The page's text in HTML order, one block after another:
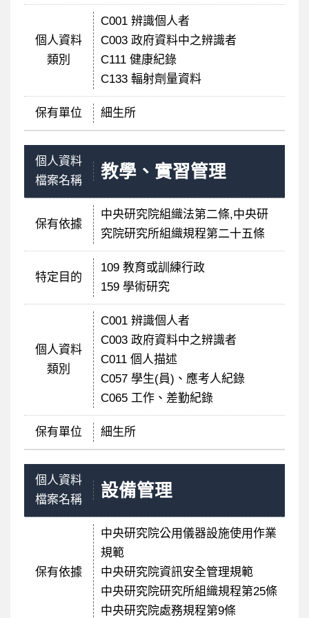
個人資料
類別
C001 辨識個人者
C003 政府資料中之辨識者
C111 健康紀錄
C133 輻射劑量資料
保有單位 細生所
個人資料
檔案名稱
教學、實習管理
保有依據
中央研究院組織法第二條,中央研
究院研究所組織規程第二十五條
特定目的
109 教育或訓練行政
159 學術研究
個人資料
類別
C001 辨識個人者
C003 政府資料中之辨識者
C011 個人描述
C057 學生(員)、應考人紀錄
C065 工作、差勤紀錄
保有單位 細生所
個人資料
檔案名稱
設備管理
保有依據
中央研究院公用儀器設施使用作業
規範
中央研究院資訊安全管理規範
中央研究院研究所組織規程第25條
中央研究院處務規程第9條